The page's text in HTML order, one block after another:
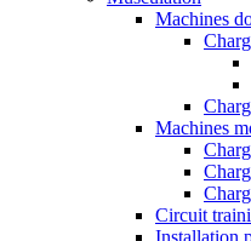
Machines
Machines
Circuit
Installation